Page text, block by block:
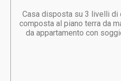
Casa disposta su 3 livelli di
composta al piano terra da
da appartamento con